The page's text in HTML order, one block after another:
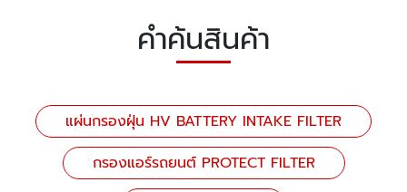
คำค้นสินค้า
แผ่นกรองฝุ่น HV BATTERY INTAKE FILTER
กรองแอร์รถยนต์ PROTECT FILTER